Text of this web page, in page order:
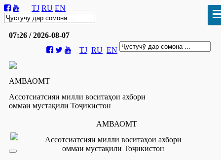
TJ RU EN
07:26 / 2026-08-07
TJ RU EN
АМВАОМТ
Ассотсиатсияи милли воситаҳои ахбори
оммаи мустақили Тоҷикистон
АМВАОМТ
Ассотсиатсияи милли воситаҳои ахбори
оммаи мустақили Тоҷикистон